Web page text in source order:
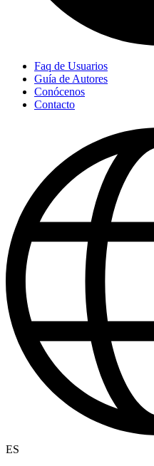
Faq de Usuarios
Guía de Autores
Conócenos
Contacto
ES